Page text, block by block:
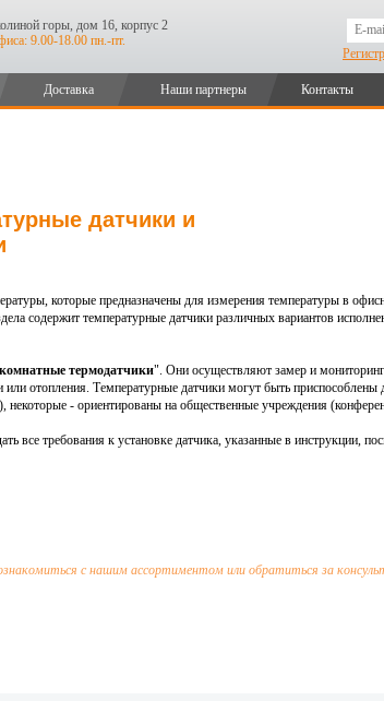
горы, дом 16, корпус 2
9.00-18.00 пн.-пт.
Доставка Наши партнеры Контакты
датчики и
которые предназначены для измерения температуры в
содержит температурные датчики различных вариантов
термодатчики". Они осуществляют замер и
или отопления. Температурные датчики могут быть
некоторые - ориентированы на общественные учреждения
все требования к установке датчика, указанные в инструкции,
с нашим ассортиментом или обратиться за